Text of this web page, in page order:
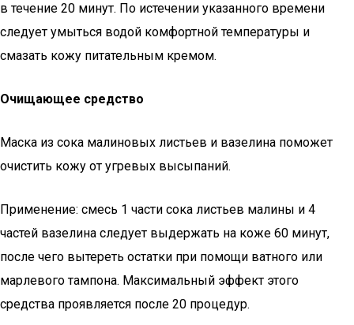
в течение 20 минут. По истечении указанного времени
следует умыться водой комфортной температуры и
смазать кожу питательным кремом.
Очищающее средство
Маска из сока малиновых листьев и вазелина поможет
очистить кожу от угревых высыпаний.
Применение: смесь 1 части сока листьев малины и 4
частей вазелина следует выдержать на коже 60 минут,
после чего вытереть остатки при помощи ватного или
марлевого тампона. Максимальный эффект этого
средства проявляется после 20 процедур.